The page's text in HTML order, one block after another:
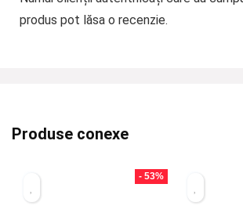
produs pot lăsa o recenzie.
Produse conexe
- 53%